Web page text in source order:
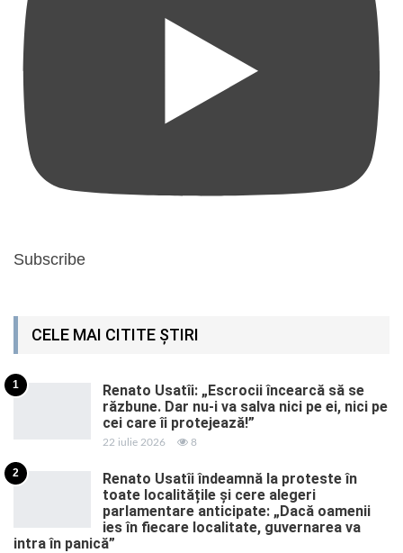
Subscribe
CELE MAI CITITE ȘTIRI
1
Renato Usatîi: „Escrocii încearcă să se
răzbune. Dar nu-i va salva nici pe ei, nici pe
cei care îi protejează!”
22 iulie 2026 8
2
Renato Usatîi îndeamnă la proteste în
toate localitățile și cere alegeri
parlamentare anticipate: „Dacă oamenii
ies în fiecare localitate, guvernarea va
intra în panică”